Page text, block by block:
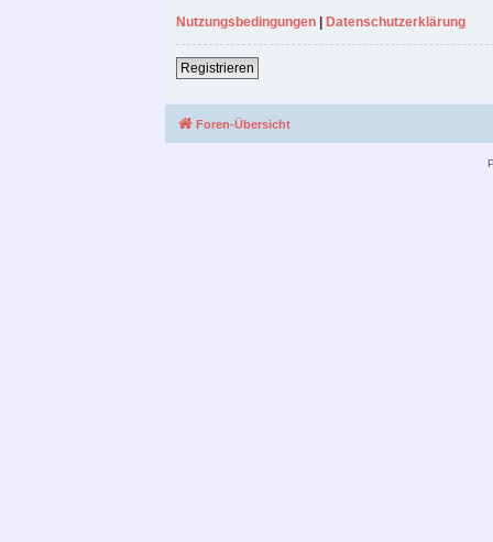
Nutzungsbedingungen | Datenschutzerklärung
Registrieren
Foren-Übersicht